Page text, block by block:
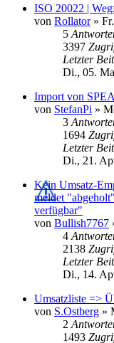
ISO 20022 |
von Rollator»
5
3397
Letzter
Di., 05.
Import von
von StefanPi »
3
1694
Letzter
Di., 21.
Kein Umsatz-
meldet
verfügbar"
von Bullish7767
4
2138
Letzter
Di., 14.
Umsatzliste =>
von S.Ostberg »
2
1493